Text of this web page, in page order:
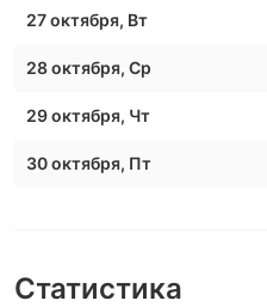
27 октября, Вт
28 октября, Ср
29 октября, Чт
30 октября, Пт
Статистика